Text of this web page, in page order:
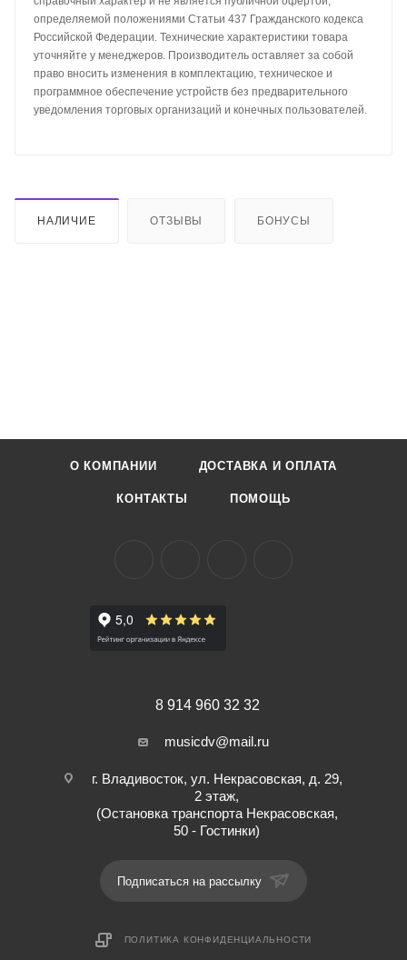
определяемой положениями Статьи 437 Гражданского кодекса
Российской Федерации. Технические характеристики товара
уточняйте у менеджеров. Производитель оставляет за собой
право вносить изменения в комплектацию, техническое и
программное обеспечение устройств без предварительного
уведомления торговых организаций и конечных пользователей.
НАЛИЧИЕ ОТЗЫВЫ БОНУСЫ
О КОМПАНИИ ДОСТАВКА И ОПЛАТА
КОНТАКТЫ ПОМОЩЬ
8 914 960 32 32
musicdv@mail.ru
г. Владивосток, ул. Некрасовская, д. 29,
2 этаж,
(Остановка транспорта Некрасовская,
50 - Гостинки)
Подписаться на рассылку
ПОЛИТИКА КОНФИДЕНЦИАЛЬНОСТИ